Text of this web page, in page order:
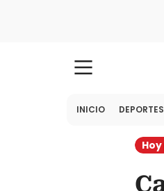
INICIO DEPORTES